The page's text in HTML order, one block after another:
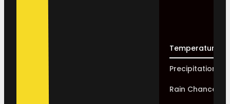
Temperature
Precipitation
Rain Chance